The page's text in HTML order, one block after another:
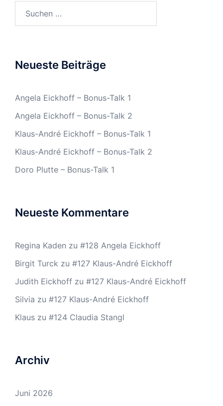
Neueste Beiträge
Angela Eickhoff – Bonus-Talk 1
Angela Eickhoff – Bonus-Talk 2
Klaus-André Eickhoff – Bonus-Talk 1
Klaus-André Eickhoff – Bonus-Talk 2
Doro Plutte – Bonus-Talk 1
Neueste Kommentare
Regina Kaden zu #128 Angela Eickhoff
Birgit Turck zu #127 Klaus-André Eickhoff
Judith Eickhoff zu #127 Klaus-André Eickhoff
Silvia zu #127 Klaus-André Eickhoff
Klaus zu #124 Claudia Stangl
Archiv
Juni 2026